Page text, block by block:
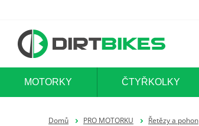
MOTORKY ČTYŘKOLKY
Domů PRO MOTORKU Řetězy a pohon